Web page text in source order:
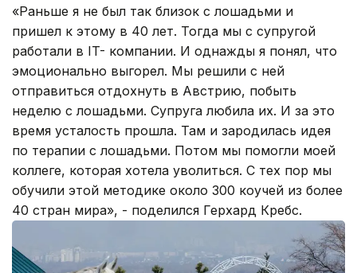
«Раньше я не был так близок с лошадьми и
пришел к этому в 40 лет. Тогда мы с супругой
работали в IT- компании. И однажды я понял, что
эмоционально выгорел. Мы решили с ней
отправиться отдохнуть в Австрию, побыть
неделю с лошадьми. Супруга любила их. И за это
время усталость прошла. Там и зародилась идея
по терапии с лошадьми. Потом мы помогли моей
коллеге, которая хотела уволиться. С тех пор мы
обучили этой методике около 300 коучей из более
40 стран мира», - поделился Герхард Кребс.